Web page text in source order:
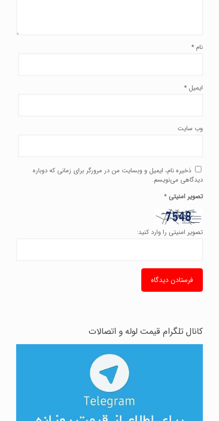
نام *
ایمیل *
وب‌ سایت
ذخیره نام، ایمیل و وبسایت من در مرورگر برای زمانی که دوباره
دیدگاهی می‌نویسم.
تصویر امنیتی *
تصویر امنیتی را وارد کنید:
کانال تلگرام قیمت لوله و اتصالات